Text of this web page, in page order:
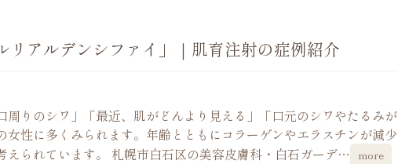
リアルデンシファイ」｜肌育注射の症例紹介
りのシワ」「最近、肌がどんより見える」「口元のシワやたるみが
性に多くみられます。年齢とともにコラーゲンやエラスチンが減少
えられています。 札幌市白石区の美容皮膚科・白石ガーデ…
more